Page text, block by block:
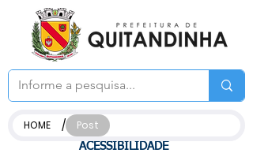
ACESSIBILIDADE
HOME / Post